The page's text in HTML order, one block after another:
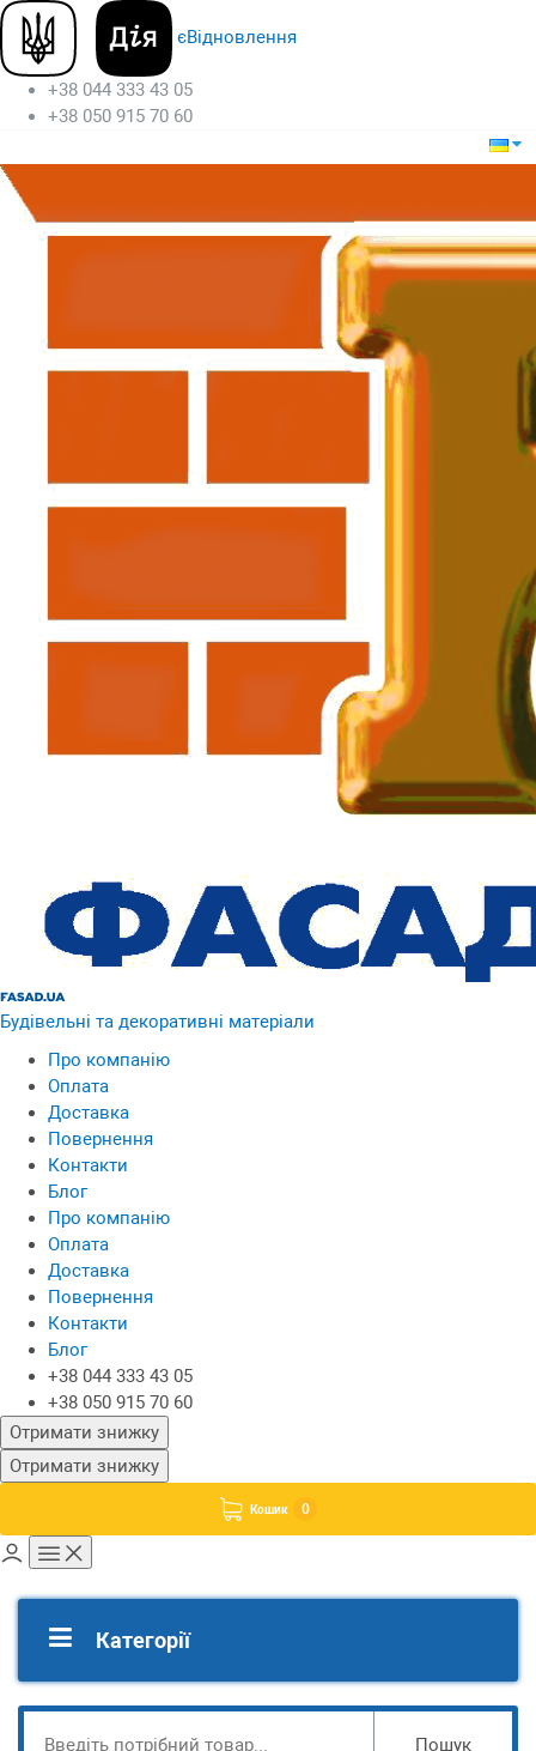
єВідновлення
+38 044 333 43 05
+38 050 915 70 60
Будівельні та декоративні матеріали
Про компанію
Оплата
Доставка
Повернення
Контакти
Блог
Про компанію
Оплата
Доставка
Повернення
Контакти
Блог
+38 044 333 43 05
+38 050 915 70 60
Отримати знижку
Отримати знижку
Кошик 0
Категорії
Пошук